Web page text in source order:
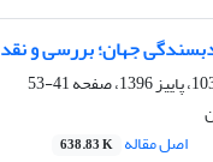
جهان؛ بررسی و نقد
41-53
اصل مقاله 638.83 K